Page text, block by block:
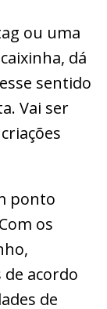
ou uma
dá
sentido
Vai ser
ponto
os
acordo
de